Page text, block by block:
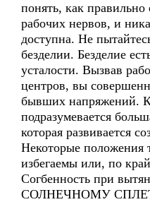
понять, как правильно
рабочих нервов, и
доступна. Не
безделии. Безделие
усталости. Вызвав
центров, вы
бывших напряжений.
подразумевается
которая развивается
Некоторые положения
избегаемы или, по
Согбенность при
СОЛНЕЧНОМУ